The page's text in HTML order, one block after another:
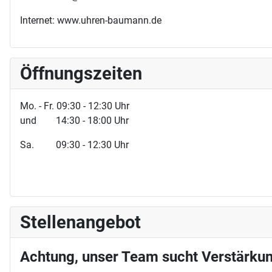
Internet: www.uhren-baumann.de
Öffnungszeiten
Mo. - Fr. 09:30 - 12:30 Uhr
und 14:30 - 18:00 Uhr
Sa. 09:30 - 12:30 Uhr
Stellenangebot
Achtung, unser Team sucht